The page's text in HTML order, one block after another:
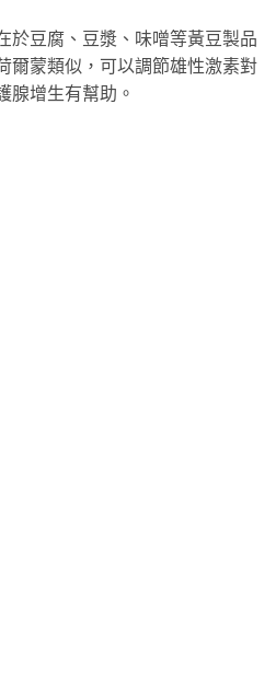
於豆腐、豆漿、味噌等黃豆製品
爾蒙類似，可以調節雄性激素對
腺增生有幫助。